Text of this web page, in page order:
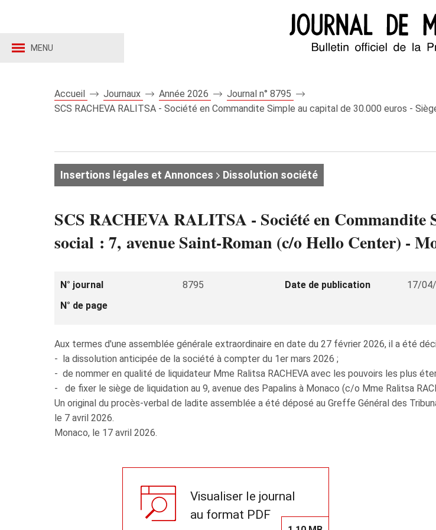
MENU
Accueil Journaux Année 2026
Journal n° 8795
SCS RACHEVA RALITSA - Société en Commandite Simple au capital de 30.000 euros -
Insertions légales et Annonces Dissolution société
SCS RACHEVA RALITSA - Société en Commandite
social : 7, avenue Saint-Roman (c/o Hello Center) -
N° journal 8795 Date de publication 17/
N° de page
Aux termes d'une assemblée générale extraordinaire en date du 27 février 2026, il a été
- la dissolution anticipée de la société à compter du 1er mars 2026 ;
- de nommer en qualité de liquidateur Mme Ralitsa RACHEVA avec les pouvoirs les plus
- de fixer le siège de liquidation au 9, avenue des Papalins à Monaco (c/o Mme Ralitsa
Un original du procès-verbal de ladite assemblée a été déposé au Greffe Général des
le 7 avril 2026.
Monaco, le 17 avril 2026.
Visualiser le journal
au format PDF